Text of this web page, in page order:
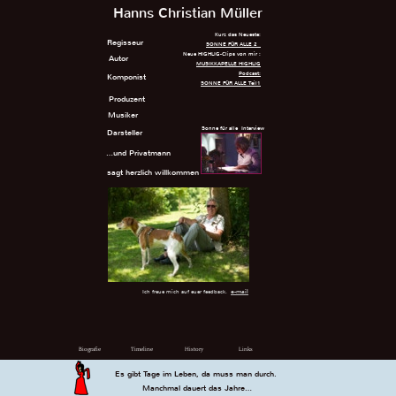
Hanns Christian Müller
…und Privatmann
Regisseur
Autor
Komponist
Musiker
Darsteller
Produzent
Kurz das Neueste:
SONNE FÜR ALLE 2
Neue HIGHLIG-Clips von mir :
MUSIKKAPELLE HIGHLIG
Podcast:
SONNE FÜR ALLE Teil1
Sonne für alle Interview
sagt herzlich willkommen
Ich freue mich auf euer feedback. e-mail
Biografie Timeline History Links
Es gibt Tage im Leben, da muss man durch.
Manchmal dauert das Jahre…